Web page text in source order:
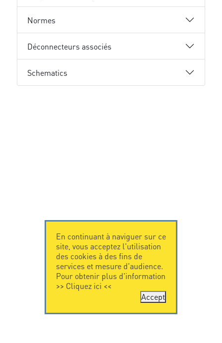
Normes
Déconnecteurs associés
Schematics
En continuant à naviguer sur ce
site, vous acceptez l'utilisation
des cookies à des fins de
services et mesure d'audience.
Pour obtenir plus d'information
>> Cliquez ici <<
Accept